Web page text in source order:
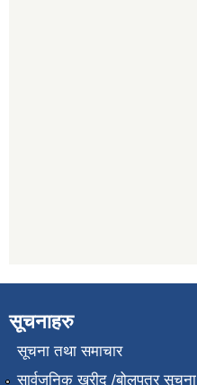
सूचनाहरु
सूचना तथा समाचार
सार्वजनिक खरीद /बोलपत्र सूचना